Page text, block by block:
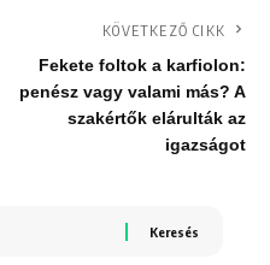
KÖVETKEZŐ CIKK
Fekete foltok a karfiolon:
penész vagy valami más? A
szakértők elárulták az
igazságot